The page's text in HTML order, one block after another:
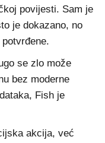
povijesti. Sam je
je dokazano, no
se zlo može
bez moderne
Fish je
akcija, već